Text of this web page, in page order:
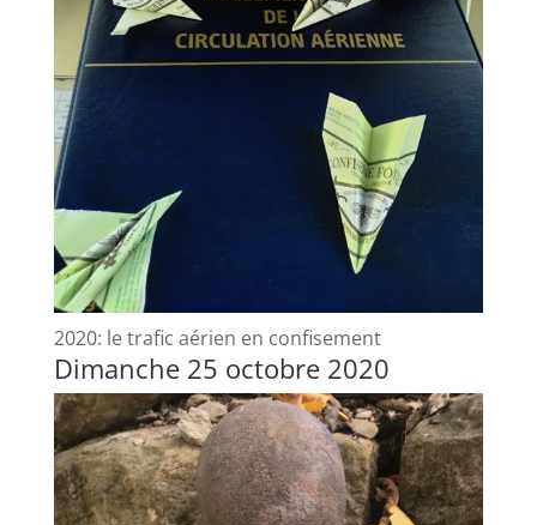
2020: le trafic aérien en confisement
Dimanche 25 octobre 2020